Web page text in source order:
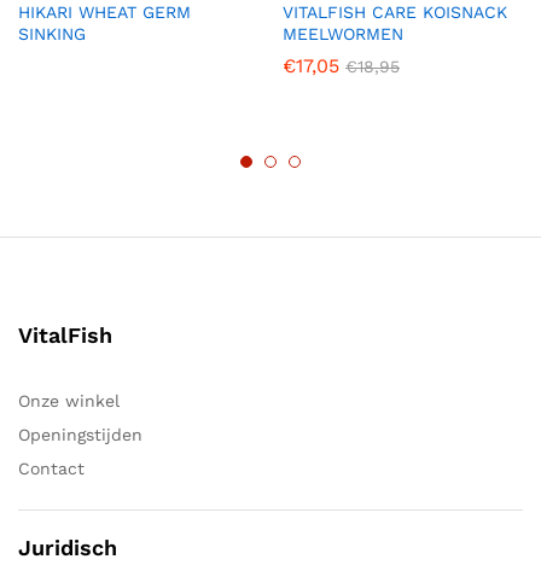
HIKARI WHEAT GERM
SINKING
VITALFISH CARE KOISNACK
MEELWORMEN
€17,05 €18,95
VitalFish
Onze winkel
Openingstijden
Contact
Juridisch